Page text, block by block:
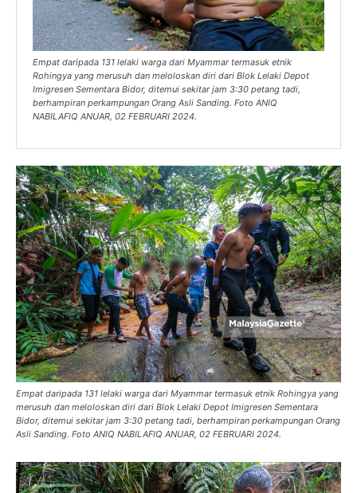
Empat daripada 131 lelaki warga dari Myammar termasuk etnik
Rohingya yang merusuh dan meloloskan diri dari Blok Lelaki Depot
Imigresen Sementara Bidor, ditemui sekitar jam 3:30 petang tadi,
berhampiran perkampungan Orang Asli Sanding. Foto ANIQ
NABILAFIQ ANUAR, 02 FEBRUARI 2024.
Empat daripada 131 lelaki warga dari Myammar termasuk etnik Rohingya yang
merusuh dan meloloskan diri dari Blok Lelaki Depot Imigresen Sementara
Bidor, ditemui sekitar jam 3:30 petang tadi, berhampiran perkampungan Orang
Asli Sanding. Foto ANIQ NABILAFIQ ANUAR, 02 FEBRUARI 2024.